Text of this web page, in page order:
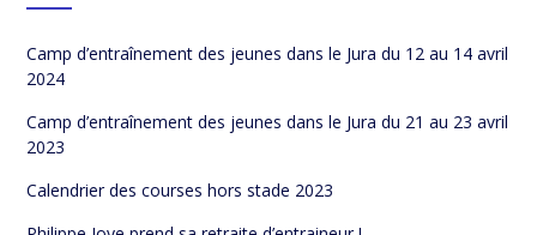
Camp d’entraînement des jeunes dans le Jura du 12 au 14 avril
2024
Camp d’entraînement des jeunes dans le Jura du 21 au 23 avril
2023
Calendrier des courses hors stade 2023